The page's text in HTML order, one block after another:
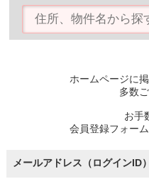
ホームページに
多数
お手
会員登録フォー
メールアドレス（ログインID）